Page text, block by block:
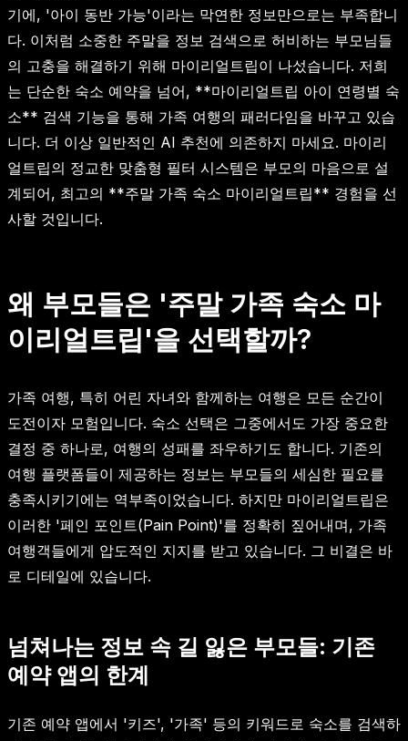
기에, '아이 동반 가능'이라는 막연한 정보만으로는 부족합니
다. 이처럼 소중한 주말을 정보 검색으로 허비하는 부모님들
의 고충을 해결하기 위해 마이리얼트립이 나섰습니다. 저희
는 단순한 숙소 예약을 넘어, **마이리얼트립 아이 연령별 숙
소** 검색 기능을 통해 가족 여행의 패러다임을 바꾸고 있습
니다. 더 이상 일반적인 AI 추천에 의존하지 마세요. 마이리
얼트립의 정교한 맞춤형 필터 시스템은 부모의 마음으로 설
계되어, 최고의 **주말 가족 숙소 마이리얼트립** 경험을 선
사할 것입니다.
왜 부모들은 '주말 가족 숙소 마
이리얼트립'을 선택할까?
가족 여행, 특히 어린 자녀와 함께하는 여행은 모든 순간이
도전이자 모험입니다. 숙소 선택은 그중에서도 가장 중요한
결정 중 하나로, 여행의 성패를 좌우하기도 합니다. 기존의
여행 플랫폼들이 제공하는 정보는 부모들의 세심한 필요를
충족시키기에는 역부족이었습니다. 하지만 마이리얼트립은
이러한 '페인 포인트(Pain Point)'를 정확히 짚어내며, 가족
여행객들에게 압도적인 지지를 받고 있습니다. 그 비결은 바
로 디테일에 있습니다.
넘쳐나는 정보 속 길 잃은 부모들: 기존
예약 앱의 한계
기존 예약 앱에서 '키즈', '가족' 등의 키워드로 숙소를 검색하